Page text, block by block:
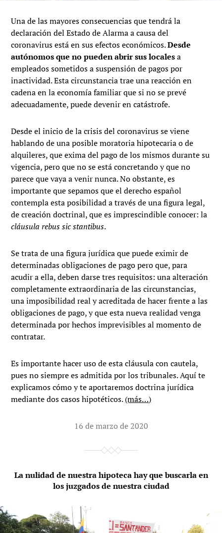
Una de las mayores consecuencias que tendrá la
declaración del Estado de Alarma a causa del
coronavirus está en sus efectos económicos.Desde
autónomos que no pueden abrir sus localesa
empleados sometidos a suspensión de pagos por
inactividad. Esta circunstancia trae una reacción en
cadena en la economía familiar que si no se prevé
adecuadamente, puede devenir en catástrofe.
Desde el inicio de la crisis del coronavirus se viene
hablando de una posible moratoria hipotecaria o de
alquileres, que exima del pago de los mismos durante su
vigencia, pero que no se está concretando y que no
parece que vaya a venir nunca. No obstante, es
importante que sepamos que el derecho español
contempla esta posibilidad a través de una figura legal,
de creación doctrinal, que es imprescindible conocer: la
cláusula rebus sic stantibus.
Se trata de una figura jurídica que puede eximir de
determinadas obligaciones de pago pero que, para
acudir a ella, deben darse tres requisitos: una alteración
completamente extraordinaria de las circunstancias,
una imposibilidad real y acreditada de hacer frente a las
obligaciones de pago, y que esta nueva realidad venga
determinada por hechos imprevisibles al momento de
contratar.
Es importante hacer uso de esta cláusula con cautela,
pues no siempre es admitida por los tribunales. Aquí te
explicamos cómo y te aportaremos doctrina jurídica
mediante dos casos hipotéticos.(más…)
16 de marzo de 2020
La nulidad de nuestra hipoteca hay que buscarla en
los juzgados de nuestra ciudad